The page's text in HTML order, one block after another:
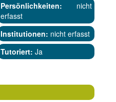
Persönlichkeiten: nicht
erfasst
Institutionen: nicht erfasst
Tutoriert: Ja